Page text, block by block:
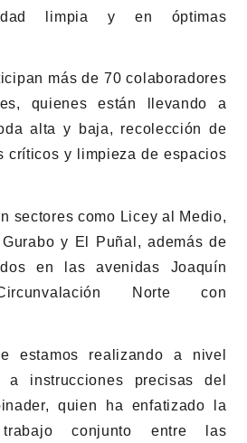
limpia y en óptimas
más de 70 colaboradores
quienes están llevando a
alta y baja, recolección de
críticos y limpieza de espacios
sectores como Licey al Medio,
y El Puñal, además de
en las avenidas Joaquín
Norte con
estamos realizando a nivel
a instrucciones precisas del
quien ha enfatizado la
conjunto entre las